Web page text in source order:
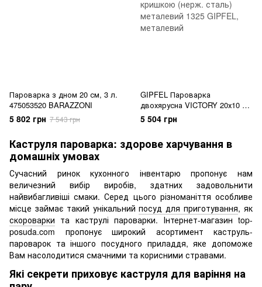
Пароварка з дном 20 см, 3 л.
475053520 BARAZZONI
5 802 грн 7 543 грн
GIPFEL Пароварка
двохярусна VICTORY 20х10 см
- 3,0 л із скляною кришкою
(нерж. сталь) металевий 1325
5 504 грн
Каструля пароварка: здорове харчування в
домашніх умовах
Сучасний ринок кухонного інвентарю пропонує нам
величезний вибір виробів, здатних задовольнити
найвибагливіші смаки. Серед цього різноманіття особливе
місце займає такий унікальнийпосуд для приготування, як
скороварки та каструлі пароварки. Інтернет-магазин top-
posuda.com пропонує широкий асортимент каструль-
пароварок та іншого посудного приладдя, яке допоможе
Вам насолодитися смачними та корисними стравами.
Які секрети приховує каструля для варіння на